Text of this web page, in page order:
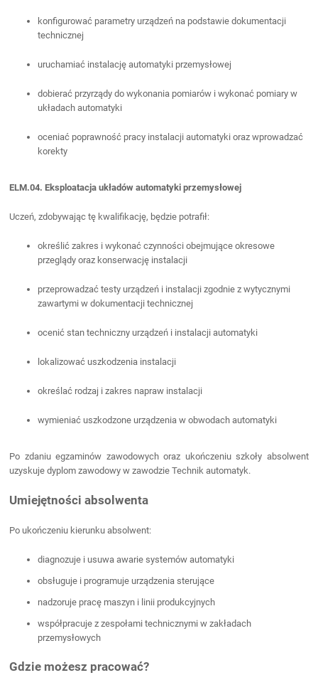
konfigurować parametry urządzeń na podstawie dokumentacji
technicznej
uruchamiać instalację automatyki przemysłowej
dobierać przyrządy do wykonania pomiarów i wykonać pomiary w
układach automatyki
oceniać poprawność pracy instalacji automatyki oraz wprowadzać
korekty
ELM.04. Eksploatacja układów automatyki przemysłowej
Uczeń, zdobywając tę kwalifikację, będzie potrafił:
określić zakres i wykonać czynności obejmujące okresowe
przeglądy oraz konserwację instalacji
przeprowadzać testy urządzeń i instalacji zgodnie z wytycznymi
zawartymi w dokumentacji technicznej
ocenić stan techniczny urządzeń i instalacji automatyki
lokalizować uszkodzenia instalacji
określać rodzaj i zakres napraw instalacji
wymieniać uszkodzone urządzenia w obwodach automatyki
Po zdaniu egzaminów zawodowych oraz ukończeniu szkoły absolwent
uzyskuje dyplom zawodowy w zawodzie Technik automatyk.
Umiejętności absolwenta
Po ukończeniu kierunku absolwent:
diagnozuje i usuwa awarie systemów automatyki
obsługuje i programuje urządzenia sterujące
nadzoruje pracę maszyn i linii produkcyjnych
współpracuje z zespołami technicznymi w zakładach
przemysłowych
Gdzie możesz pracować?